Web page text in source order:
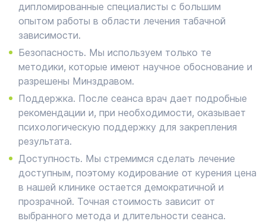
дипломированные специалисты с большим
опытом работы в области лечения табачной
зависимости.
Безопасность. Мы используем только те
методики, которые имеют научное обоснование и
разрешены Минздравом.
Поддержка. После сеанса врач дает подробные
рекомендации и, при необходимости, оказывает
психологическую поддержку для закрепления
результата.
Доступность. Мы стремимся сделать лечение
доступным, поэтому кодирование от курения цена
в нашей клинике остается демократичной и
прозрачной. Точная стоимость зависит от
выбранного метода и длительности сеанса.